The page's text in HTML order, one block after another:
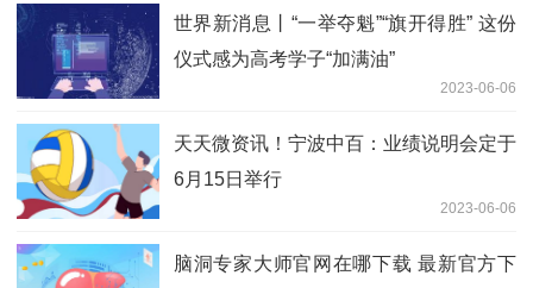
世界新消息丨“一举夺魁”“旗开得胜” 这份
仪式感为高考学子“加满油”
2023-06-06
天天微资讯！宁波中百：业绩说明会定于
6月15日举行
2023-06-06
脑洞专家大师官网在哪下载 最新官方下